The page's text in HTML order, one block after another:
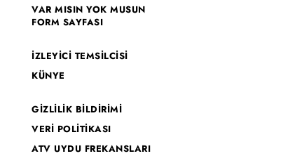
VAR MISIN YOK MUSUN
FORM SAYFASI
İZLEYİCİ TEMSİLCİSİ
KÜNYE
GİZLİLİK BİLDİRİMİ
VERİ POLİTİKASI
ATV UYDU FREKANSLARI